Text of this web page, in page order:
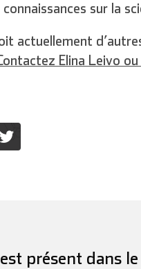
sur la
actuellement
Elina Leivo
présent dans